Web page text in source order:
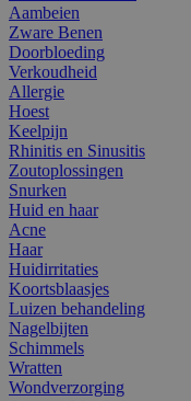
Aambeien
Zware Benen
Doorbloeding
Verkoudheid
Allergie
Hoest
Keelpijn
Rhinitis en Sinusitis
Zoutoplossingen
Snurken
Huid en haar
Acne
Haar
Huidirritaties
Koortsblaasjes
Luizen behandeling
Nagelbijten
Schimmels
Wratten
Wondverzorging